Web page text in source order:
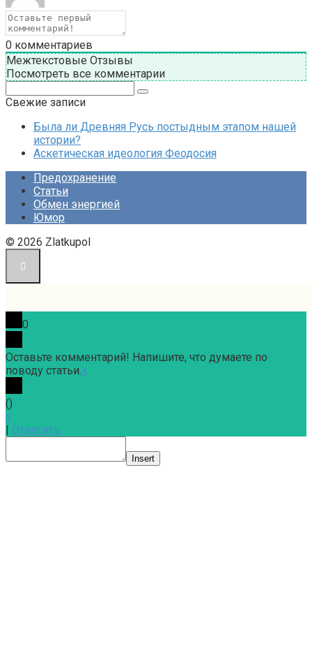
0 комментариев
Межтекстовые Отзывы
Посмотреть все комментарии
Свежие записи
Была ли Древняя Русь постыдным этапом нашей
истории?
Аскетическая идеология Феодосия
Предохранение
Статьи
Обмен энергией
Юмор
© 2026 Zlatkupol
0
Оставьте комментарий! Напишите, что думаете по
поводу статьи.x
()
x
| Ответить
Insert